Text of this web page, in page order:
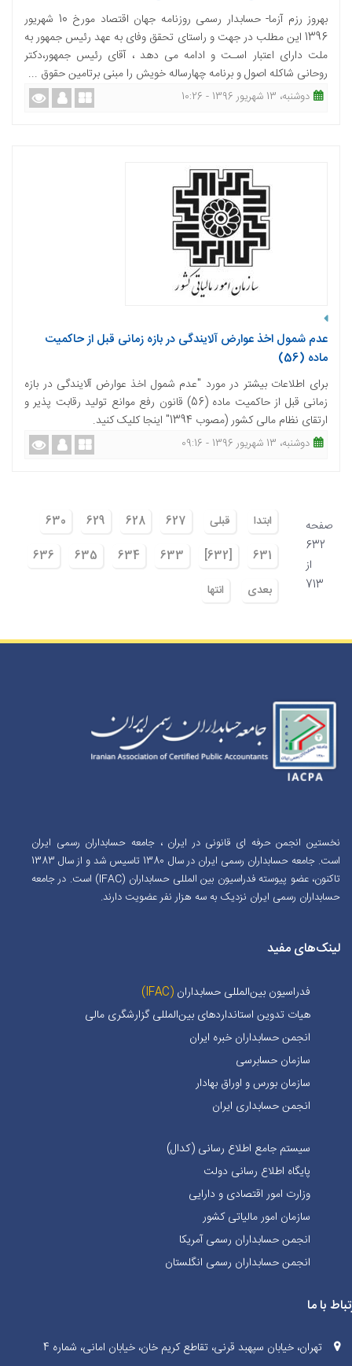
بهروز رزم آزما- حسابدار رسمی روزنامه جهان اقتصاد مورخ 10 شهریور
1396 این مطلب در جهت و راستای تحقق وفای به عهد رئیس جمهور به
ملت دارای اعتبار اسـت و ادامه می دهد ، آقای رئیس جمهور،دکتر
روحانی شاکله اصول و برنامه چهارساله خویش را مبنی برتامین حقوق ...
دوشنبه، 13 شهریور 1396 - 10:26
عدم شمول اخذ عوارض آلایندگی در بازه زمانی قبل از حاکمیت
ماده (56)
برای اطلاعات بیشتر در مورد "عدم شمول اخذ عوارض آلایندگی در بازه
زمانی قبل از حاکمیت ماده (56) قانون رفع موانع تولید رقابت پذیر و
ارتقای نظام مالی کشور (مصوب 1394" اینجا کلیک کنید.
دوشنبه، 13 شهریور 1396 - 09:16
صفحه
632
از
713
ابتدا قبلی 627
628
629
630
631
[632]
633
634
635
636
بعدی
انتها
نخستین انجمن حرفه ای قانونی در ایران ، جامعه حسابداران رسمی ایران
است. جامعه حسابداران رسمی ایران در سال 1380 تاسیس شد و از سال 1383
تاکنون، عضو پیوسته فدراسیون بین المللی حسابداران (IFAC) است. در جامعه
حسابداران رسمی ایران نزدیک به سه هزار نفر عضویت دارند.
لینک‌های مفید
فدراسیون بین‌المللی حسابداران (IFAC)
هیات تدوین استانداردهای بین‌المللی گزارشگری مالی
انجمن حسابداران خبره ايران
سازمان حسابرسی
سازمان بورس و اوراق بهادار
انجمن حسابداری ایران
سیستم جامع اطلاع رسانی (کدال)
پایگاه اطلاع رسانی دولت
وزارت امور اقتصادی و دارایی
سازمان امور مالیاتی کشور
انجمن حسابداران رسمی آمریکا
انجمن حسابداران رسمی انگلستان
با ما
تهران، خیابان سپهبد قرنی، تقاطع کریم خان، خیابان امانی، شماره 4